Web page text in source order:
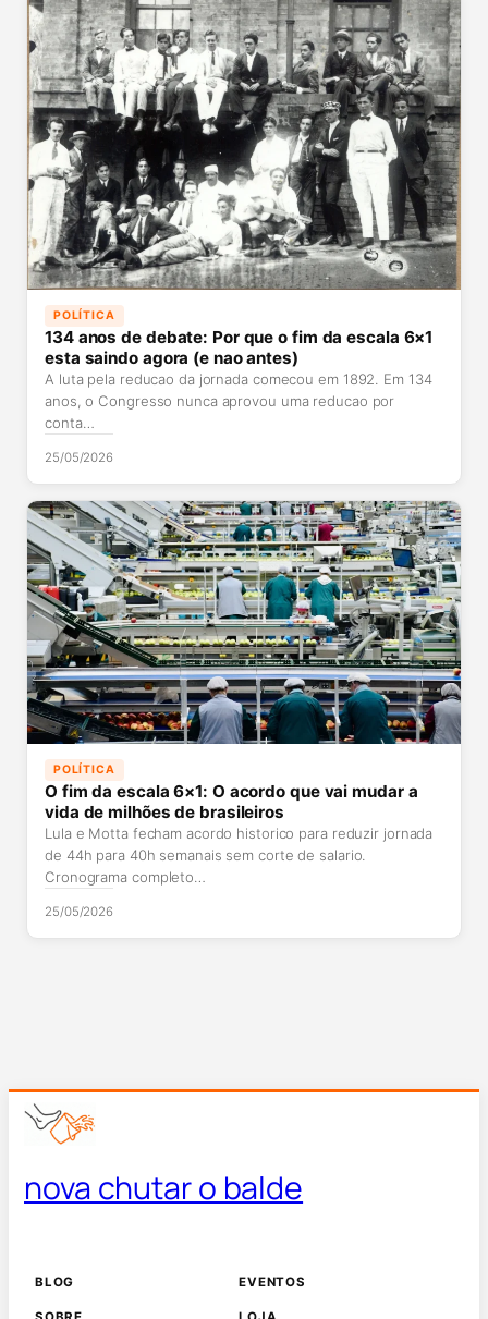
POLÍTICA
134 anos de debate: Por que o fim da escala 6×1
esta saindo agora (e nao antes)
A luta pela reducao da jornada comecou em 1892. Em 134
anos, o Congresso nunca aprovou uma reducao por
conta…
25/05/2026
POLÍTICA
O fim da escala 6×1: O acordo que vai mudar a
vida de milhões de brasileiros
Lula e Motta fecham acordo historico para reduzir jornada
de 44h para 40h semanais sem corte de salario.
Cronograma completo…
25/05/2026
nova chutar o balde
BLOG EVENTOS